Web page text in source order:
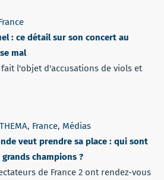
: ce détail sur son concert au
mal
l'objet d'accusations de viols et
, France, Médias
veut prendre sa place : qui sont
champions ?
de France 2 ont rendez-vous